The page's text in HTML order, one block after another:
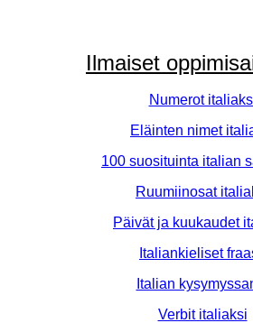
Ilmaiset
Numerot
Eläinten nimet
100 suosituinta italian
Ruumiinosat
Päivät ja kuukaudet
Italiankieliset
Italian
Verbit italiaksi